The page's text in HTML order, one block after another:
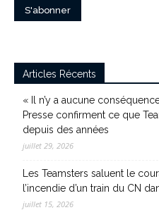
Articles Récents
« Il n’y a aucune
Presse confirment ce que
depuis des années
juillet 29, 2026
Les Teamsters saluent le
l’incendie d’un train du CN
juillet 15, 2026